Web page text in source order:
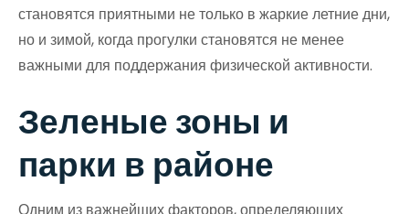
становятся приятными не только в жаркие летние дни,
но и зимой, когда прогулки становятся не менее
важными для поддержания физической активности.
Зеленые зоны и
парки в районе
Одним из важнейших факторов, определяющих